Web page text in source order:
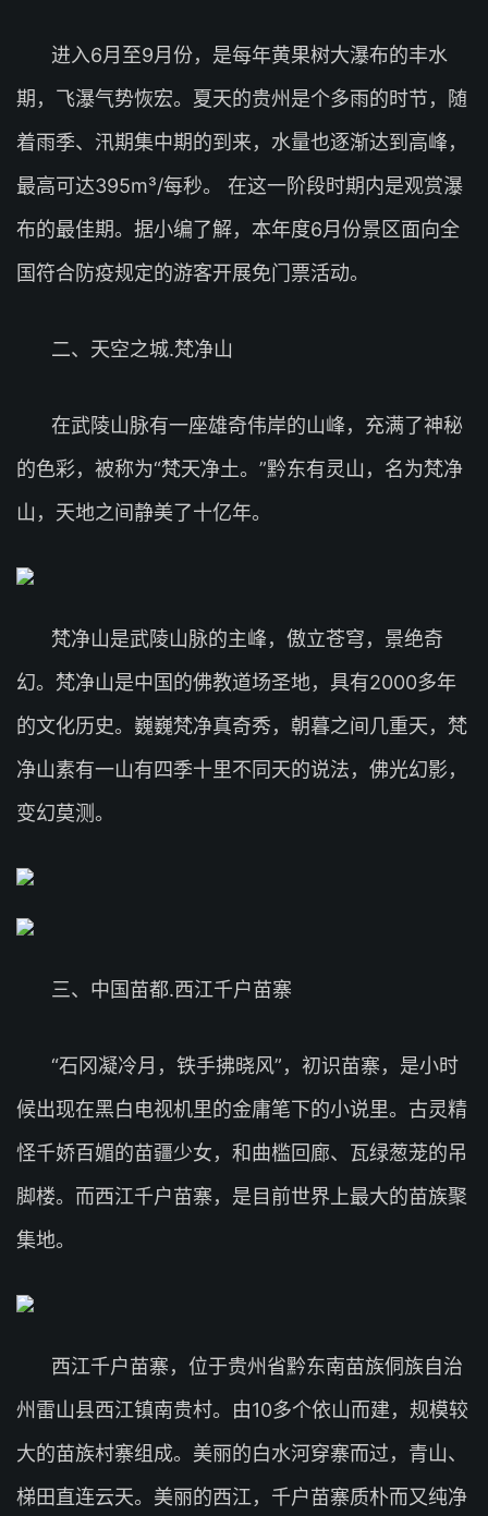
进入6月至9月份，是每年黄果树大瀑布的丰水
期，飞瀑气势恢宏。夏天的贵州是个多雨的时节，随
着雨季、汛期集中期的到来，水量也逐渐达到高峰，
最高可达395m³/每秒。 在这一阶段时期内是观赏瀑
布的最佳期。据小编了解，本年度6月份景区面向全
国符合防疫规定的游客开展免门票活动。
二、天空之城.梵净山
在武陵山脉有一座雄奇伟岸的山峰，充满了神秘
的色彩，被称为“梵天净土。”黔东有灵山，名为梵净
山，天地之间静美了十亿年。
梵净山是武陵山脉的主峰，傲立苍穹，景绝奇
幻。梵净山是中国的佛教道场圣地，具有2000多年
的文化历史。巍巍梵净真奇秀，朝暮之间几重天，梵
净山素有一山有四季十里不同天的说法，佛光幻影，
变幻莫测。
三、中国苗都.西江千户苗寨
“石冈凝冷月，铁手拂晓风”，初识苗寨，是小时
候出现在黑白电视机里的金庸笔下的小说里。古灵精
怪千娇百媚的苗疆少女，和曲槛回廊、瓦绿葱茏的吊
脚楼。而西江千户苗寨，是目前世界上最大的苗族聚
集地。
西江千户苗寨，位于贵州省黔东南苗族侗族自治
州雷山县西江镇南贵村。由10多个依山而建，规模较
大的苗族村寨组成。美丽的白水河穿寨而过，青山、
梯田直连云天。美丽的西江，千户苗寨质朴而又纯净